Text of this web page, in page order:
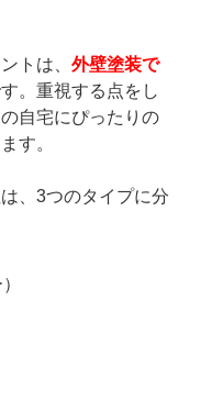
トは、外壁塗装で
。重視する点をし
自宅にぴったりの
す。
、3つのタイプに分